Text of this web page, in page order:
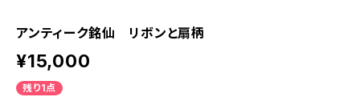
アンティーク銘仙 リボンと扇柄
¥15,000
残り1点